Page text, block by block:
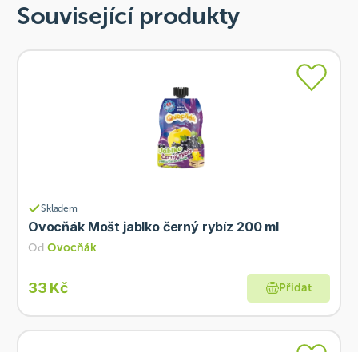
Související produkty
Skladem
Ovocňák Mošt jablko černý rybíz 200 ml
Od Ovocňák
33 Kč Přidat